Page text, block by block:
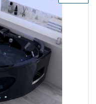
et aux haut-parleurs
droite ou gauche pour
salle de bain.